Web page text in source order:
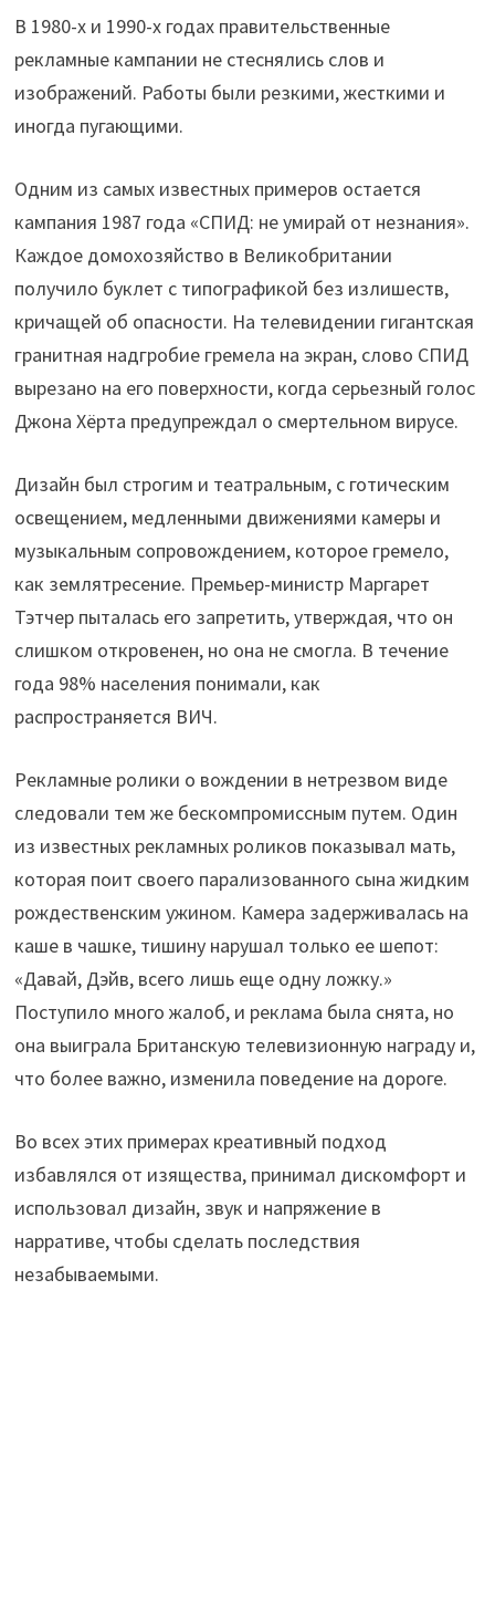
В 1980-х и 1990-х годах правительственные
рекламные кампании не стеснялись слов и
изображений. Работы были резкими, жесткими и
иногда пугающими.
Одним из самых известных примеров остается
кампания 1987 года «СПИД: не умирай от незнания».
Каждое домохозяйство в Великобритании
получило буклет с типографикой без излишеств,
кричащей об опасности. На телевидении гигантская
гранитная надгробие гремела на экран, слово СПИД
вырезано на его поверхности, когда серьезный голос
Джона Хёрта предупреждал о смертельном вирусе.
Дизайн был строгим и театральным, с готическим
освещением, медленными движениями камеры и
музыкальным сопровождением, которое гремело,
как землятресение. Премьер-министр Маргарет
Тэтчер пыталась его запретить, утверждая, что он
слишком откровенен, но она не смогла. В течение
года 98% населения понимали, как
распространяется ВИЧ.
Рекламные ролики о вождении в нетрезвом виде
следовали тем же бескомпромиссным путем. Один
из известных рекламных роликов показывал мать,
которая поит своего парализованного сына жидким
рождественским ужином. Камера задерживалась на
каше в чашке, тишину нарушал только ее шепот:
«Давай, Дэйв, всего лишь еще одну ложку.»
Поступило много жалоб, и реклама была снята, но
она выиграла Британскую телевизионную награду и,
что более важно, изменила поведение на дороге.
Во всех этих примерах креативный подход
избавлялся от изящества, принимал дискомфорт и
использовал дизайн, звук и напряжение в
нарративе, чтобы сделать последствия
незабываемыми.